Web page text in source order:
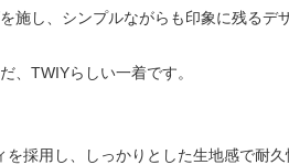
施し、シンプルながらも印象に残るデ
、TWIYらしい一着です。
採用し、しっかりとした生地感で耐久